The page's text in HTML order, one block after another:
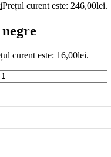
Prețul curent este: 246,00lei.
curent este: 16,00lei.